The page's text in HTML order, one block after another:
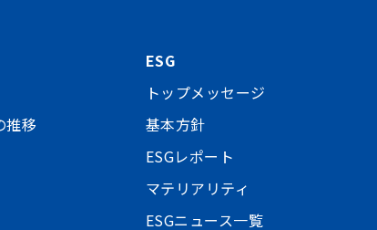
推移
ESG
トップメッセージ
基本方針
ESGレポート
マテリアリティ
ESGニュース一覧